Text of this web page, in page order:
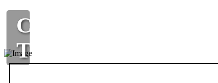
CIKGU
TUISYEN